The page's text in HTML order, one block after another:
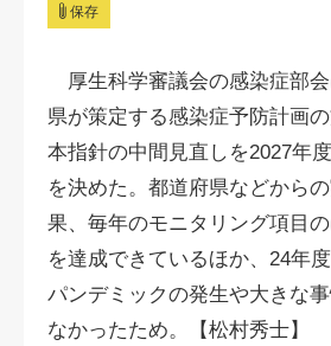
保存
厚生科学審議会の感染症部
県が策定する感染症予防計画
本指針の中間見直しを2027年
を決めた。都道府県などから
果、毎年のモニタリング項目
を達成できているほか、24年
パンデミックの発生や大きな
なかったため。【松村秀士】